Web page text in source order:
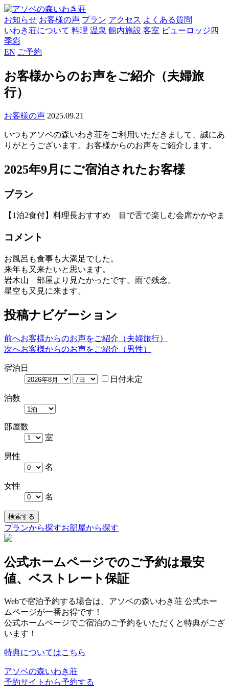
お知らせ お客様の声 プラン アクセス よくある質問
いわき荘について 料理 温泉 館内施設 客室 ビューロッジ四
季彩
EN ご予約
お客様からのお声をご紹介（夫婦旅
行）
お客様の声 2025.09.21
いつもアソベの森いわき荘をご利用いただきまして、誠にあ
りがとうございます。お客様からのお声をご紹介します。
2025年9月にご宿泊されたお客様
プラン
【1泊2食付】料理長おすすめ 目で舌で楽しむ会席かかやま
コメント
お風呂も食事も大満足でした。
来年も又来たいと思います。
岩木山 部屋より見たかったです。雨で残念。
星空も又見に来ます。
投稿ナビゲーション
前へお客様からのお声をご紹介（夫婦旅行）
次へお客様からのお声をご紹介（男性）
宿泊日
日付未定
泊数
部屋数
室
男性
名
女性
名
検索する
プランから探すお部屋から探す
公式ホームページでのご予約は最安
値、ベストレート保証
Webで宿泊予約する場合は、アソベの森いわき荘 公式ホー
ムページが一番お得です！
公式ホームページでご宿泊のご予約をいただくと特典がござ
います！
特典についてはこちら
アソベの森いわき荘
予約サイトから予約する